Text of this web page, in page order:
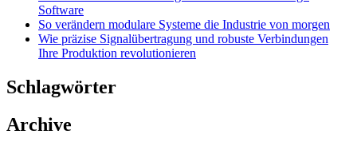
Software
So verändern modulare Systeme die Industrie von morgen
Wie präzise Signalübertragung und robuste Verbindungen
Ihre Produktion revolutionieren
Schlagwörter
Archive